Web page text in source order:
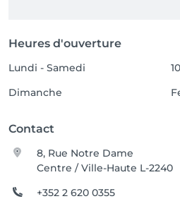
Heures d'ouverture
Lundi - Samedi
Dimanche
Contact
8, Rue Notre Dame
Centre / Ville-Haute L-2240
+352 2 620 0355